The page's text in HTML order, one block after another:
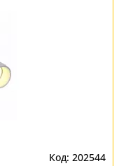
202544